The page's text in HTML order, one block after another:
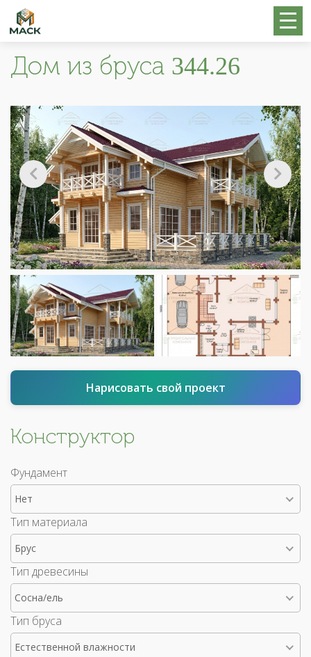
Дом из бруса 344.26
Нарисовать свой проект
Конструктор
Фундамент
Нет
Тип материала
Брус
Тип древесины
Сосна/ель
Тип бруса
Естественной влажности